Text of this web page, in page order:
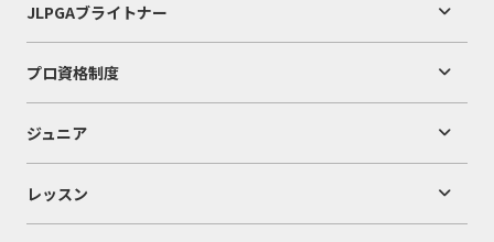
JLPGAブライトナー
プロ資格制度
ジュニア
レッスン